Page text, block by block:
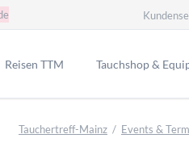
Reisen TTM Tauchshop &
Tauchertreff-Mainz Events &